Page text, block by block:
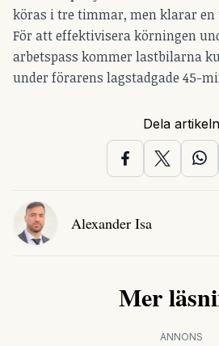
köras i tre timmar, men klarar en
För att effektivisera körningen
arbetspass kommer lastbilarna
under förarens lagstadgade 45-
Dela artikeln
Alexander Isa
Mer
ANNONS